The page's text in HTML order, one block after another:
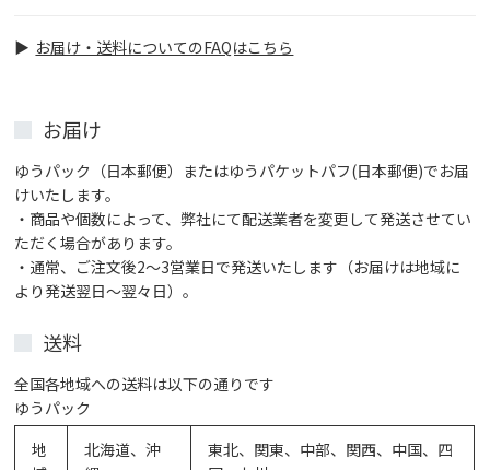
客ID取りまとめ希望」とお伝えいただくとスムーズで
お届け・送料についてのFAQはこちら
お届け
ゆうパック（日本郵便）またはゆうパケットパフ(日本郵便)でお届
けいたします。
・商品や個数によって、弊社にて配送業者を変更して発送させてい
ただく場合があります。
・通常、ご注文後2～3営業日で発送いたします（お届けは地域に
より発送翌日～翌々日）。
送料
全国各地域への送料は以下の通りです
ゆうパック
地
北海道、沖
東北、関東、中部、関西、中国、四